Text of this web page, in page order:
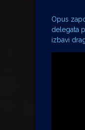
Opus
delegata
izbavi